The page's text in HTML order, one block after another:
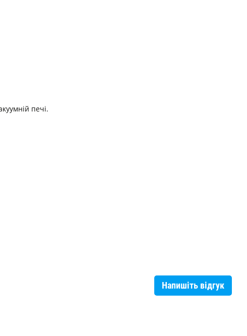
печі.
Напишіть відгук